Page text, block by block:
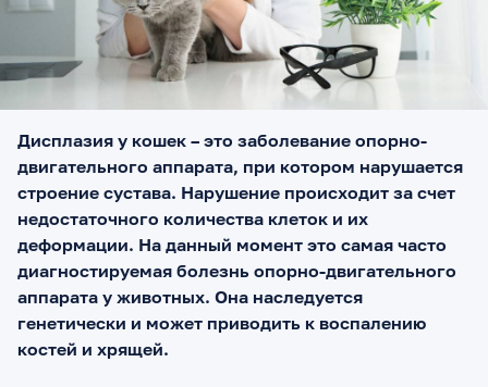
Дисплазия у кошек – это заболевание опорно-
двигательного аппарата, при котором нарушается
строение сустава. Нарушение происходит за счет
недостаточного количества клеток и их
деформации. На данный момент это самая часто
диагностируемая болезнь опорно-двигательного
аппарата у животных. Она наследуется
генетически и может приводить к воспалению
костей и хрящей.